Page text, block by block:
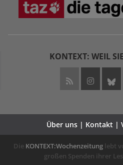
KONTEXT: WEIL
Über uns | Kontakt |
Die KONTEXT:Wochenzeitunglebt
großen Spenden ihrer